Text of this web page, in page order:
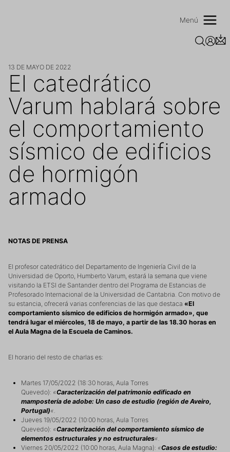
Menú
13 DE MAYO DE 2022
El catedrático
Varum hablará sobre
el comportamiento
sísmico de edificios
de hormigón
armado
NOTAS DE PRENSA
El profesor catedrático del Departamento de Ingeniería Civil de la
Universidad de Oporto, Humberto Varum, estará la semana que viene
visitando la ETSI de Santander dentro del Programa de Estancias de
Profesorado Internacional de la Universidad de Cantabria. Con motivo de
su estancia, ofrecerá varias conferencias de las que destaca «El
comportamiento sísmico de edificios de hormigón armado», que
tendrá lugar el miércoles, 18 de mayo, a partir de las 18.30 horas en
el Aula Magna de la Escuela de Caminos.
El horario del resto de charlas es:
Martes 17/05/2022 (18:30 horas, Aula Torres
Quevedo): «Caracterización del patrimonio edificado en
mampostería de adobe: Un caso de estudio (región de Aveiro,
Portugal)«.
Jueves 19/05/2022 (10:00 horas, Aula Torres
Quevedo): «Caracterización del comportamiento sísmico de
elementos estructurales y no estructurales«.
Viernes 20/05/2022 (10:00 horas, Aula Magna): «Casos de estudio: